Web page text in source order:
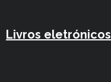
Livros eletrónicos